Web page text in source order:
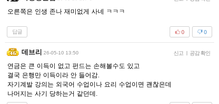
오른쪽은 인생 존나 재미없게 사네 ㅋㅋㅋ
답글 0
0
데브리 26-05-10 13:50 신고 | 공감 확인
연금은 큰 이득이 없고 펀드는 손해볼수도 있고
결국 은행만 이득이라 안 들어감.
자기계발 강의는 외국어 수업이나 요리 수업이면 괜찮은데
나머지는 사기 당하는거 같던데.